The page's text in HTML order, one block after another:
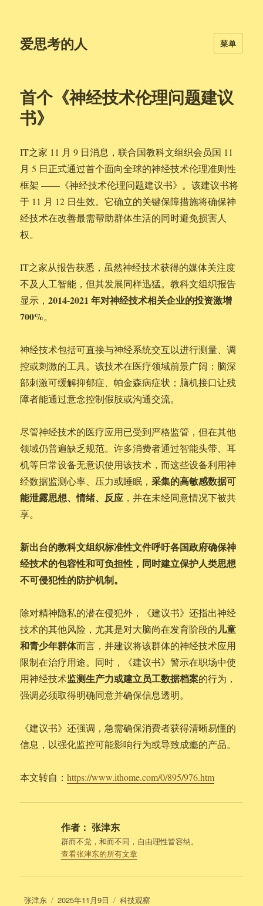
爱思考的人 菜单
首个《神经技术伦理问题建议
书》
IT之家 11 月 9 日消息，联合国教科文组织会员国 11
月 5 日正式通过首个面向全球的神经技术伦理准则性
框架 ——《神经技术伦理问题建议书》。该建议书将
于 11 月 12 日生效。它确立的关键保障措施将确保神
经技术在改善最需帮助群体生活的同时避免损害人
权。
IT之家从报告获悉，虽然神经技术获得的媒体关注度
不及人工智能，但其发展同样迅猛。教科文组织报告
显示，2014-2021 年对神经技术相关企业的投资激增
700%。
神经技术包括可直接与神经系统交互以进行测量、调
控或刺激的工具。该技术在医疗领域前景广阔：脑深
部刺激可缓解抑郁症、帕金森病症状；脑机接口让残
障者能通过意念控制假肢或沟通交流。
尽管神经技术的医疗应用已受到严格监管，但在其他
领域仍普遍缺乏规范。许多消费者通过智能头带、耳
机等日常设备无意识使用该技术，而这些设备利用神
经数据监测心率、压力或睡眠，采集的高敏感数据可
能泄露思想、情绪、反应 ，并在未经同意情况下被共
享。
新出台的教科文组织标准性文件呼吁各国政府确保神
经技术的包容性和可负担性，同时建立保护人类思想
不可侵犯性的防护机制。
除对精神隐私的潜在侵犯外，《建议书》还指出神经
技术的其他风险，尤其是对大脑尚在发育阶段的儿童
和青少年群体而言，并建议将该群体的神经技术应用
限制在治疗用途。同时，《建议书》警示在职场中使
用神经技术监测生产力或建立员工数据档案的行为，
强调必须取得明确同意并确保信息透明。
《建议书》还强调，急需确保消费者获得清晰易懂的
信息，以强化监控可能影响行为或导致成瘾的产品。
本文转自：https://www.ithome.com/0/895/976.htm
作者： 张津东
群而不党，和而不同，自由理性皆容纳。
查看张津东的所有文章
作
张津东
发
2025年11月9日
分
科技观察